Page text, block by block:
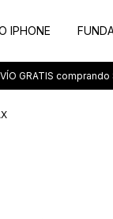
IPHONE
GRATIS